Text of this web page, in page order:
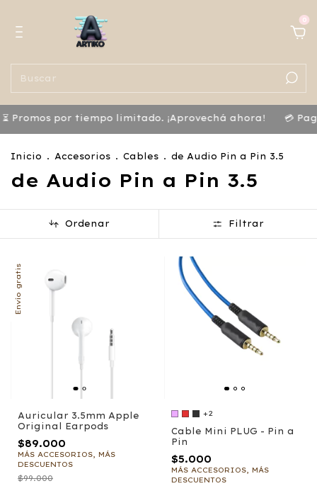
0
Promos por tiempo limitado. ¡Aprovechá ahora! 💳
Inicio . Accesorios . Cables . de Audio Pin a Pin 3.5
de Audio Pin a Pin 3.5
Ordenar Filtrar
Envío gratis
Auricular 3.5mm Apple
Original Earpods
$89.000
MÁS ACCESORIOS, MÁS
DESCUENTOS
$99.000
+2
Cable Mini PLUG - Pin a
Pin
$5.000
MÁS ACCESORIOS, MÁS
DESCUENTOS